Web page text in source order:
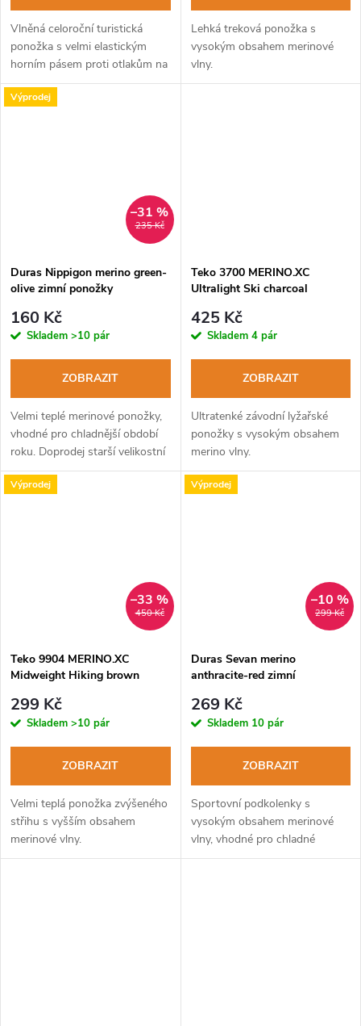
Vlněná celoroční turistická
ponožka s velmi elastickým
horním pásem proti otlakům na
lýtku.
Lehká treková ponožka s
vysokým obsahem merinové
vlny.
Výprodej
235 Kč
–31 %
Duras Nippigon merino green-
olive zimní ponožky
160 Kč
Skladem >10 pár
ZOBRAZIT
Velmi teplé merinové ponožky,
vhodné pro chladnější období
roku. Doprodej starší velikostní
řady.
Teko 3700 MERINO.XC
Ultralight Ski charcoal
425 Kč
Skladem 4 pár
ZOBRAZIT
Ultratenké závodní lyžařské
ponožky s vysokým obsahem
merino vlny.
Výprodej
450 Kč
–33 %
Teko 9904 MERINO.XC
Midweight Hiking brown
299 Kč
Skladem >10 pár
ZOBRAZIT
Velmi teplá ponožka zvýšeného
střihu s vyšším obsahem
merinové vlny.
Výprodej
299 Kč
–10 %
Duras Sevan merino
anthracite-red zimní
269 Kč
Skladem 10 pár
ZOBRAZIT
Sportovní podkolenky s
vysokým obsahem merinové
vlny, vhodné pro chladné
období roku.